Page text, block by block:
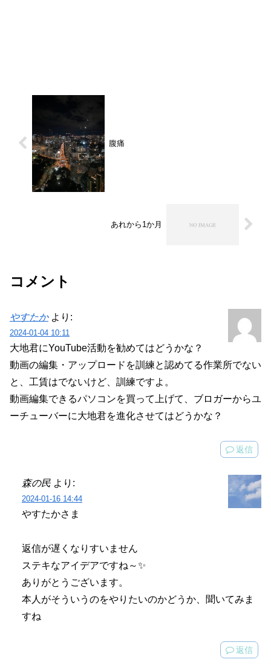
腹痛
あれから1か月
コメント
やすたか より:
2024-01-04 10:11
大地君にYouTube活動を勧めてはどうかな？
動画の編集・アップロードを訓練と認めてる作業所でない
と、工賃はでないけど、訓練ですよ。
動画編集できるパソコンを買って上げて、ブロガーからユ
ーチューバーに大地君を進化させてはどうかな？
返信
森の民 より:
2024-01-16 14:44
やすたかさま
返信が遅くなりすいません
ステキなアイデアですね～✨
ありがとうございます。
本人がそういうのをやりたいのかどうか、聞いてみま
すね
返信